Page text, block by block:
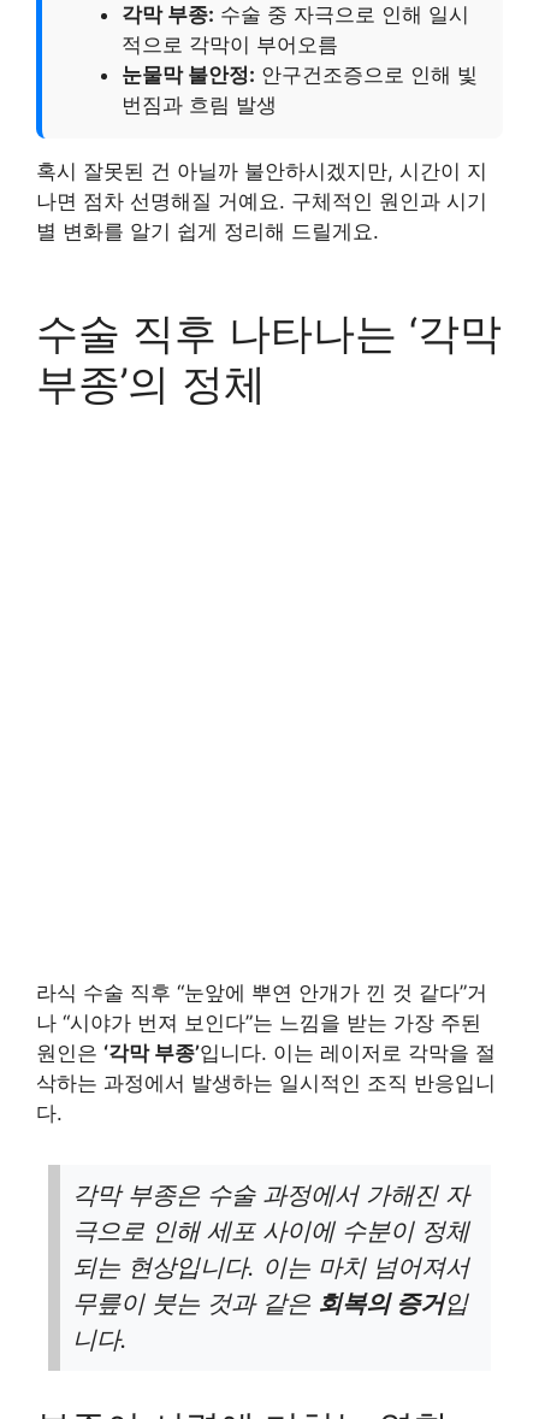
각막 부종: 수술 중 자극으로 인해 일시
적으로 각막이 부어오름
눈물막 불안정: 안구건조증으로 인해 빛
번짐과 흐림 발생
혹시 잘못된 건 아닐까 불안하시겠지만, 시간이 지
나면 점차 선명해질 거예요. 구체적인 원인과 시기
별 변화를 알기 쉽게 정리해 드릴게요.
수술 직후 나타나는 ‘각막
부종’의 정체
라식 수술 직후 “눈앞에 뿌연 안개가 낀 것 같다”거
나 “시야가 번져 보인다”는 느낌을 받는 가장 주된
원인은 ‘각막 부종’입니다. 이는 레이저로 각막을 절
삭하는 과정에서 발생하는 일시적인 조직 반응입니
다.
각막 부종은 수술 과정에서 가해진 자
극으로 인해 세포 사이에 수분이 정체
되는 현상입니다. 이는 마치 넘어져서
무릎이 붓는 것과 같은 회복의 증거입
니다.